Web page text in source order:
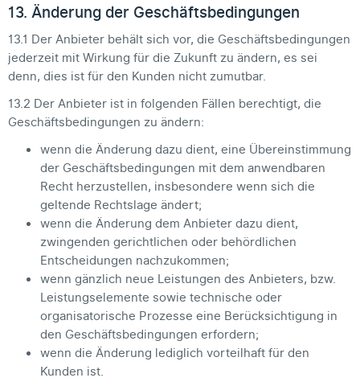
13. Änderung der Geschäftsbedingungen
13.1 Der Anbieter behält sich vor, die Geschäftsbedingungen
jederzeit mit Wirkung für die Zukunft zu ändern, es sei
denn, dies ist für den Kunden nicht zumutbar.
13.2 Der Anbieter ist in folgenden Fällen berechtigt, die
Geschäftsbedingungen zu ändern:
wenn die Änderung dazu dient, eine Übereinstimmung
der Geschäftsbedingungen mit dem anwendbaren
Recht herzustellen, insbesondere wenn sich die
geltende Rechtslage ändert;
wenn die Änderung dem Anbieter dazu dient,
zwingenden gerichtlichen oder behördlichen
Entscheidungen nachzukommen;
wenn gänzlich neue Leistungen des Anbieters, bzw.
Leistungselemente sowie technische oder
organisatorische Prozesse eine Berücksichtigung in
den Geschäftsbedingungen erfordern;
wenn die Änderung lediglich vorteilhaft für den
Kunden ist.